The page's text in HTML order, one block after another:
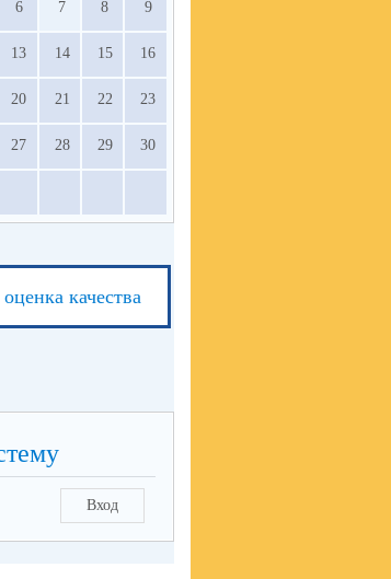
6 7 8 9
13 14 15 16
20 21 22 23
27 28 29 30
качества
Вход